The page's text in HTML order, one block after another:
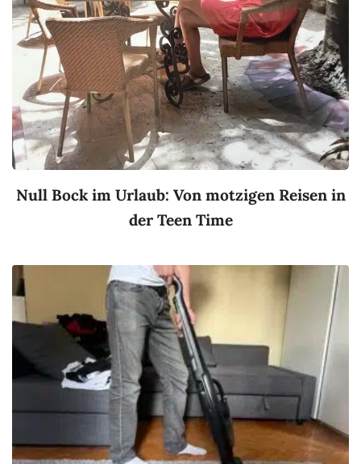
Null Bock im Urlaub: Von motzigen Reisen in
der Teen Time